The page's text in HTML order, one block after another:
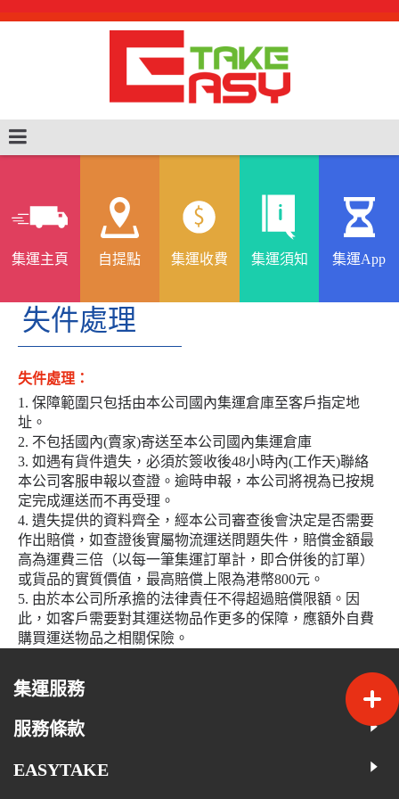
集運主頁 自提點 集運收費 集運須知 集運App
失件處理
失件處理：
1. 保障範圍只包括由本公司國內集運倉庫至客戶指定地
址。
2. 不包括國內(賣家)寄送至本公司國內集運倉庫
3. 如遇有貨件遺失，必須於簽收後48小時內(工作天)聯絡
本公司客服申報以查證。逾時申報，本公司將視為已按規
定完成運送而不再受理。
4. 遺失提供的資料齊全，經本公司審查後會決定是否需要
作出賠償，如查證後實屬物流運送問題失件，賠償金額最
高為運費三倍（以每一筆集運訂單計，即合併後的訂單）
或貨品的實質價值，最高賠償上限為港幣800元。
5. 由於本公司所承擔的法律責任不得超過賠償限額。因
此，如客戶需要對其運送物品作更多的保障，應額外自費
購買運送物品之相關保險。
集運服務
服務條款
EASYTAKE